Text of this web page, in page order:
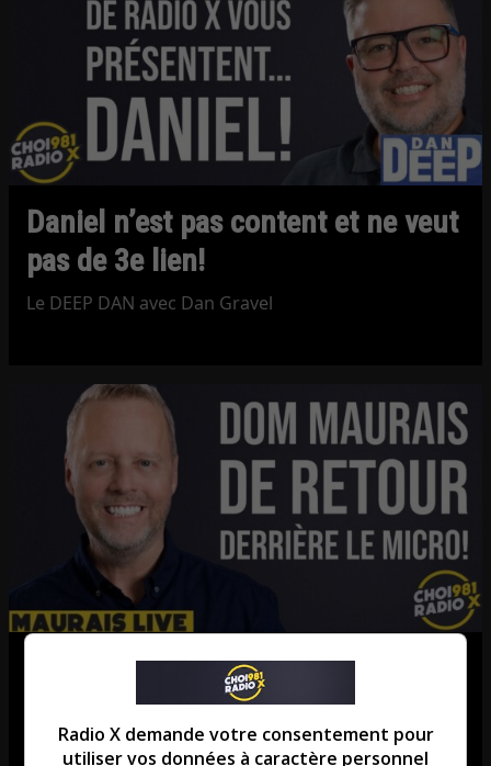
Daniel n’est pas content et ne veut
pas de 3e lien!
Le DEEP DAN avec Dan Gravel
Message à Ruba : les gais font
face à la peine de mort dans 35
pays musulmans! T’en dis quoi?
Radio X demande votre consentement pour
utiliser vos données à caractère personnel